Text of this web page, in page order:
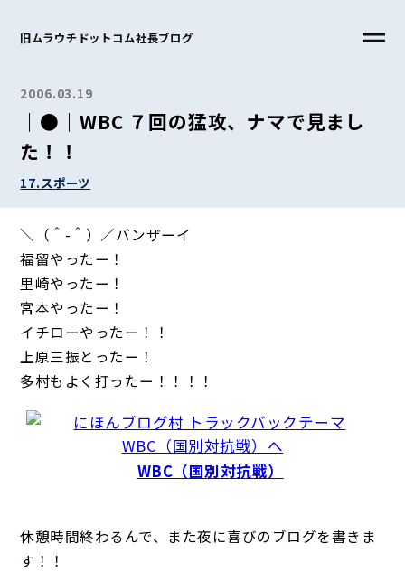
旧ムラウチドットコム社長ブログ
2006.03.19
｜●｜WBC ７回の猛攻、ナマで見まし
た！！
17.スポーツ
＼（＾-＾）／バンザーイ
福留やったー！
里崎やったー！
宮本やったー！
イチローやったー！！
上原三振とったー！
多村もよく打ったー！！！！
WBC（国別対抗戦）
休憩時間終わるんで、また夜に喜びのブログを書きま
す！！